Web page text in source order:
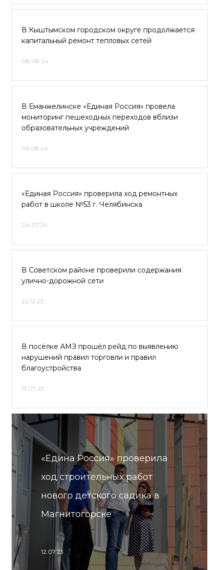
В Кыштымском городском округе продолжается
капитальный ремонт тепловых сетей
08.08.24
В Еманжелинске «Единая Россия» провела
мониторинг пешеходных переходов вблизи
образовательных учреждений
06.08.24
«Единая Россия» проверила ход ремонтных
работ в школе №53 г. Челябинска
04.07.24
В Советском районе проверили содержания
улично-дорожной сети
22.12.23
В посёлке АМЗ прошёл рейд по выявлению
нарушений правил торговли и правил
благоустройства
13.07.23
«Едина Россия» проверила
ход строительных работ
нового детского садика в
Магнитогорске
12.07.23